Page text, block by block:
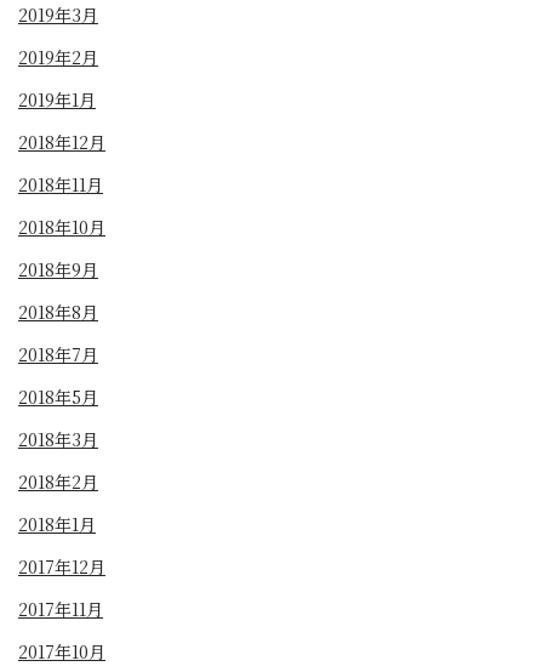
2019年3月
2019年2月
2019年1月
2018年12月
2018年11月
2018年10月
2018年9月
2018年8月
2018年7月
2018年5月
2018年3月
2018年2月
2018年1月
2017年12月
2017年11月
2017年10月